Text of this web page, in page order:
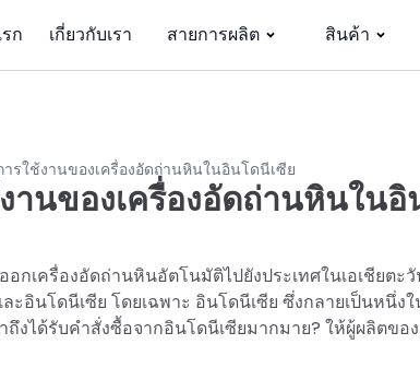
ก เกี่ยวกับเรา สายการผลิต สินค้า
ารใช้งานของเครื่องอัดถ่านหินในอินโดนีเซีย
านของเครื่องอัดถ่านหินใน
กเครื่องอัดถ่านหินอัตโนมัติไปยังประเทศในเอเชียตะ
ะอินโดนีเซีย โดยเฉพาะ อินโดนีเซีย ซึ่งกลายเป็นหนึ่
ถึงได้รับคำสั่งซื้อจากอินโดนีเซียมากมาย? ให้ผู้ผลิตขอ